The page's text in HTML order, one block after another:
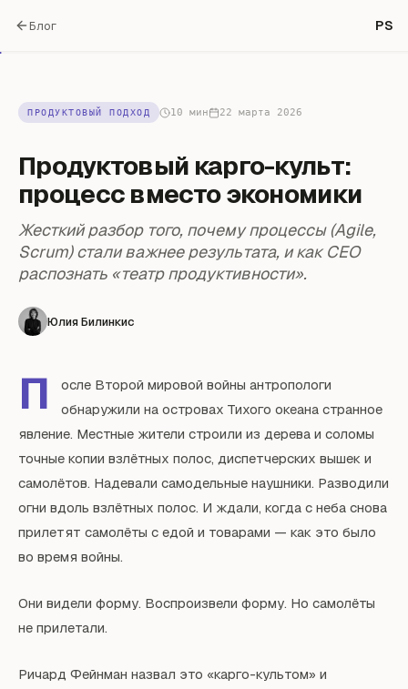
Блог PS
ПРОДУКТОВЫЙ ПОДХОД 10 мин 22 марта 2026
Продуктовый карго-культ:
процесс вместо экономики
Жесткий разбор того, почему процессы (Agile,
Scrum) стали важнее результата, и как CEO
распознать «театр продуктивности».
Юлия Билинкис
П
осле Второй мировой войны антропологи
обнаружили на островах Тихого океана странное
явление. Местные жители строили из дерева и соломы
точные копии взлётных полос, диспетчерских вышек и
самолётов. Надевали самодельные наушники. Разводили
огни вдоль взлётных полос. И ждали, когда с неба снова
прилетят самолёты с едой и товарами — как это было
во время войны.
Они видели форму. Воспроизвели форму. Но самолёты
не прилетали.
Ричард Фейнман назвал это «карго-культом» и